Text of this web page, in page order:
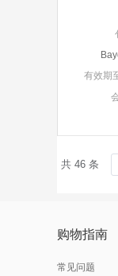
有效期
共 46 条
购物指南
常见问题